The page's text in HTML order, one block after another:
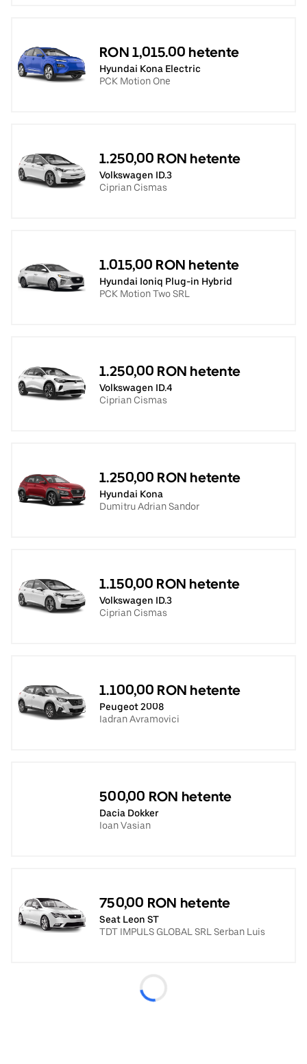
RON 1,015.00 hetente
Hyundai Kona Electric
PCK Motion One
1.250,00 RON hetente
Volkswagen ID.3
Ciprian Cismas
1.015,00 RON hetente
Hyundai Ioniq Plug-in Hybrid
PCK Motion Two SRL
1.250,00 RON hetente
Volkswagen ID.4
Ciprian Cismas
1.250,00 RON hetente
Hyundai Kona
Dumitru Adrian Sandor
1.150,00 RON hetente
Volkswagen ID.3
Ciprian Cismas
1.100,00 RON hetente
Peugeot 2008
Iadran Avramovici
500,00 RON hetente
Dacia Dokker
Ioan Vasian
750,00 RON hetente
Seat Leon ST
TDT IMPULS GLOBAL SRL Serban Luis